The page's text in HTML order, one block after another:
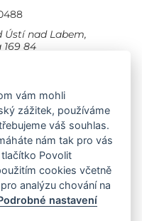
Ústí nad Labem,
169 84
podmínky
01
12
vám mohli
zážitek, používáme
váš souhlas.
nám tak pro vás
Povolit
cookies včetně
analýzu chování na
nastavení